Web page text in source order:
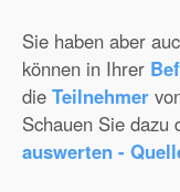
Sie haben aber
können in Ihrer
die Teilnehmer
Schauen Sie dazu
auswerten -